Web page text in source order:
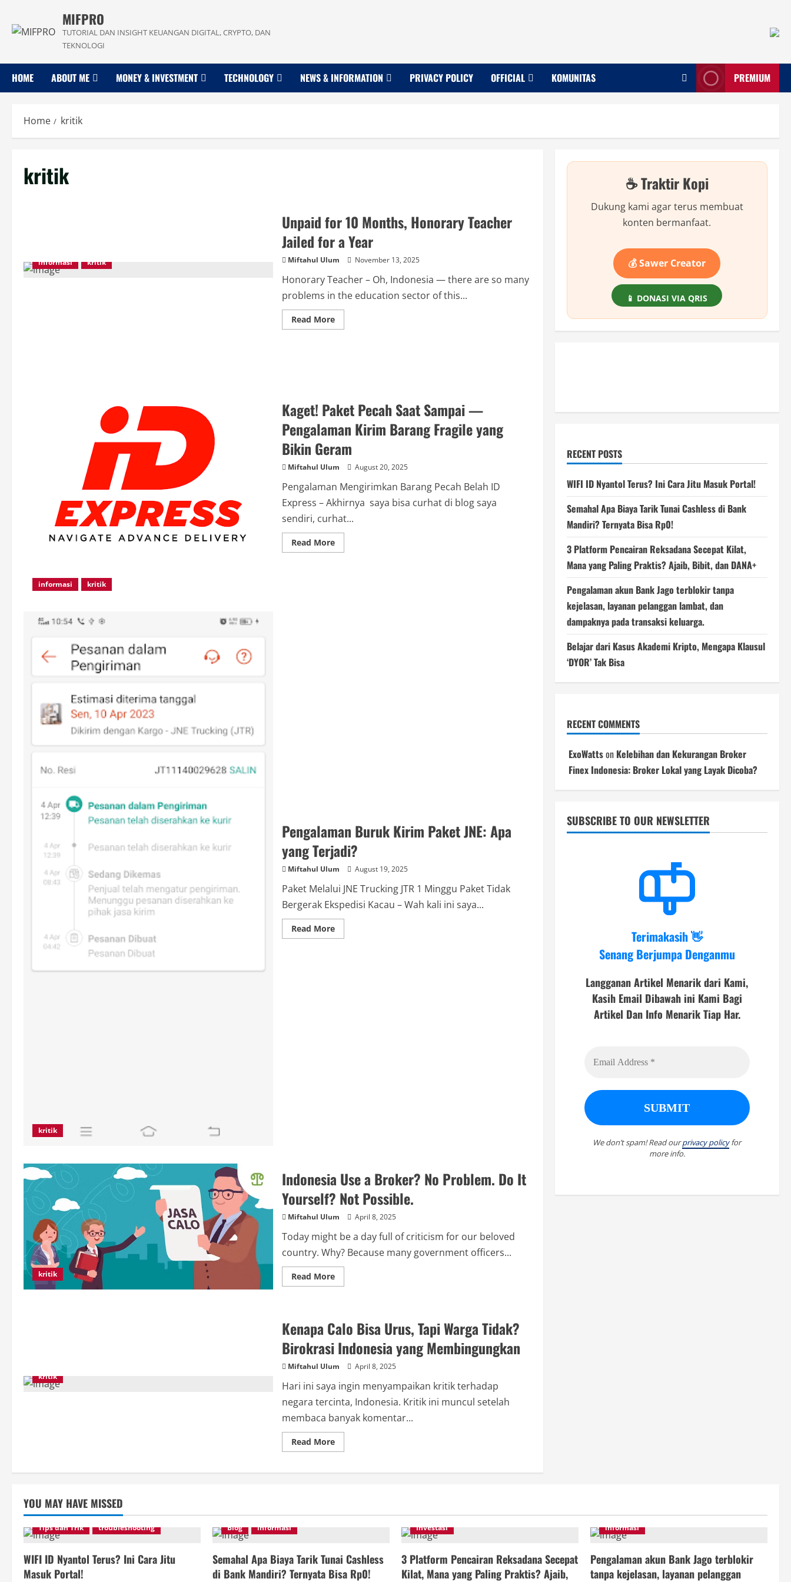
content
MIFPRO
TUTORIAL DAN INSIGHT KEUANGAN DIGITAL, CRYPTO, DAN
TEKNOLOGI
HOME ABOUT ME MONEY & INVESTMENT TECHNOLOGY NEWS & INFORMATION PRIVACY POLICY OFFICIAL KOMUNITAS PREMIUM
Home kritik
kritik
informasi kritik
Unpaid for 10 Months, Honorary Teacher
Jailed for a Year
Miftahul Ulum November 13, 2025
Honorary Teacher – Oh, Indonesia — there are so many
problems in the education sector of this...
Read MoreRead
more
a
Year
informasi kritik
Kaget! Paket Pecah Saat Sampai —
Pengalaman Kirim Barang Fragile yang
Bikin Geram
Miftahul Ulum August 20, 2025
Pengalaman Mengirimkan Barang Pecah Belah ID
Express – Akhirnya saya bisa curhat di blog saya
sendiri, curhat...
Read MoreRead
more
kritik
Pengalaman Buruk Kirim Paket JNE: Apa
yang Terjadi?
Miftahul Ulum August 19, 2025
Paket Melalui JNE Trucking JTR 1 Minggu Paket Tidak
Bergerak Ekspedisi Kacau – Wah kali ini saya...
Read MoreRead
more
kritik
Indonesia Use a Broker? No Problem. Do It
Yourself? Not Possible.
Miftahul Ulum April 8, 2025
Today might be a day full of criticism for our beloved
country. Why? Because many government officers...
Read MoreRead
more
Broker?
No
Problem.
Do
It
Yourself?
Possible.
kritik
Kenapa Calo Bisa Urus, Tapi Warga Tidak?
Birokrasi Indonesia yang Membingungkan
Miftahul Ulum April 8, 2025
Hari ini saya ingin menyampaikan kritik terhadap
negara tercinta, Indonesia. Kritik ini muncul setelah
membaca banyak komentar...
Read MoreRead
more
Calo
Tidak?
☕ Traktir Kopi
Dukung kami agar terus membuat
konten bermanfaat.
💰 Sawer Creator
📱 DONASI VIA QRIS
RECENT POSTS
WIFI ID Nyantol Terus? Ini Cara Jitu Masuk Portal!
Semahal Apa Biaya Tarik Tunai Cashless di Bank
Mandiri? Ternyata Bisa Rp0!
3 Platform Pencairan Reksadana Secepat Kilat,
Mana yang Paling Praktis? Ajaib, Bibit, dan DANA+
Pengalaman akun Bank Jago terblokir tanpa
kejelasan, layanan pelanggan lambat, dan
dampaknya pada transaksi keluarga.
Belajar dari Kasus Akademi Kripto, Mengapa Klausul
‘DYOR’ Tak Bisa
RECENT COMMENTS
ExoWattson Kelebihan dan Kekurangan Broker
Finex Indonesia: Broker Lokal yang Layak Dicoba?
SUBSCRIBE TO OUR NEWSLETTER
Terimakasih 👋
Senang Berjumpa Denganmu
Langganan Artikel Menarik dari Kami,
Kasih Email Dibawah ini Kami Bagi
Artikel Dan Info Menarik Tiap Har.
We don’t spam! Read ourprivacy policyfor
more info.
YOU MAY HAVE MISSED
Tips dan Trik troubleshooting
WIFI ID Nyantol Terus? Ini Cara Jitu
Masuk Portal!
Blog informasi
Semahal Apa Biaya Tarik Tunai Cashless
di Bank Mandiri? Ternyata Bisa Rp0!
Investasi
3 Platform Pencairan Reksadana Secepat
Kilat, Mana yang Paling Praktis? Ajaib,
informasi
Pengalaman akun Bank Jago terblokir
tanpa kejelasan, layanan pelanggan